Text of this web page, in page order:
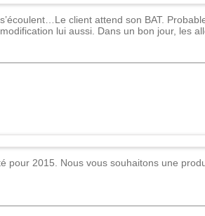
client attend son BAT.
lui aussi. Dans un bon jour,
2015. Nous vous souhaitons une